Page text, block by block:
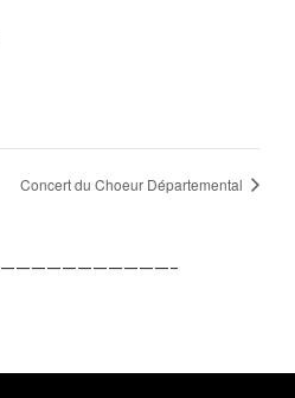
Concert du Choeur Départemental